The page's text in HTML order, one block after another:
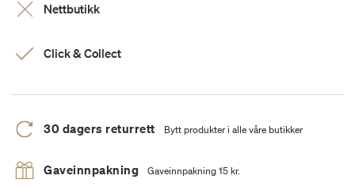
Nettbutikk
Click & Collect
30 dagers returrett Bytt produkter i alle våre butikker
Gaveinnpakning Gaveinnpakning 15 kr.